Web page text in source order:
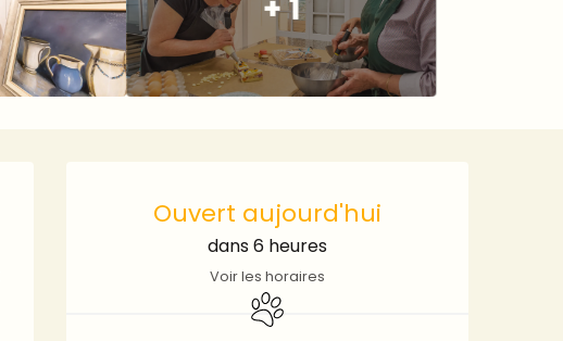
+ 1
Ouverture et
Ouvert aujourd'hui
dans 6 heures
Voir les horaires
Animaux acceptés